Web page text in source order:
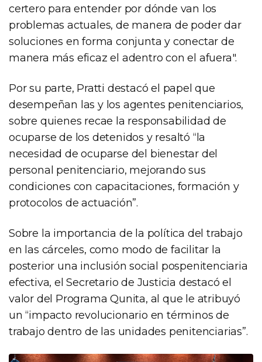
certero para entender por dónde van los
problemas actuales, de manera de poder dar
soluciones en forma conjunta y conectar de
manera más eficaz el adentro con el afuera".
Por su parte, Pratti destacó el papel que
desempeñan las y los agentes penitenciarios,
sobre quienes recae la responsabilidad de
ocuparse de los detenidos y resaltó “la
necesidad de ocuparse del bienestar del
personal penitenciario, mejorando sus
condiciones con capacitaciones, formación y
protocolos de actuación”.
Sobre la importancia de la política del trabajo
en las cárceles, como modo de facilitar la
posterior una inclusión social pospenitenciaria
efectiva, el Secretario de Justicia destacó el
valor del Programa Qunita, al que le atribuyó
un “impacto revolucionario en términos de
trabajo dentro de las unidades penitenciarias”.